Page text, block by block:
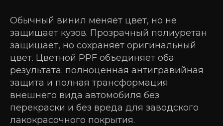
Обычный винил меняет цвет, но не
защищает кузов. Прозрачный полиуретан
защищает, но сохраняет оригинальный
цвет. Цветной PPF объединяет оба
результата: полноценная антигравийная
защита и полная трансформация
внешнего вида автомобиля без
перекраски и без вреда для заводского
лакокрасочного покрытия.